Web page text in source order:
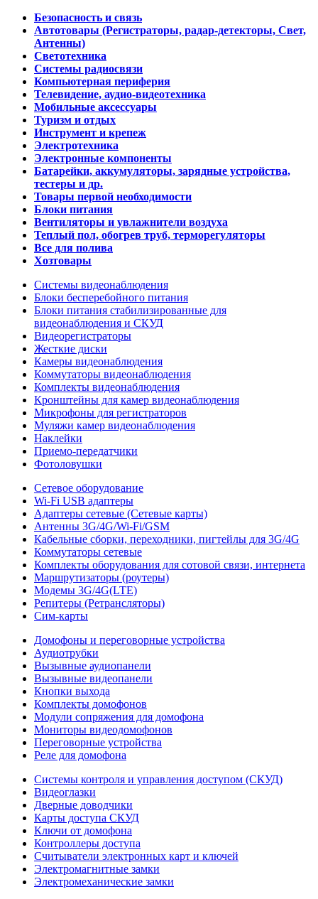
Безопасность и связь
Автотовары (Регистраторы, радар-детекторы, Свет,
Антенны)
Светотехника
Системы радиосвязи
Компьютерная периферия
Телевидение, аудио-видеотехника
Мобильные аксессуары
Туризм и отдых
Инструмент и крепеж
Электротехника
Электронные компоненты
Батарейки, аккумуляторы, зарядные устройства,
тестеры и др.
Товары первой необходимости
Блоки питания
Вентиляторы и увлажнители воздуха
Теплый пол, обогрев труб, терморегуляторы
Все для полива
Хозтовары
Системы видеонаблюдения
Блоки бесперебойного питания
Блоки питания стабилизированные для
видеонаблюдения и СКУД
Видеорегистраторы
Жесткие диски
Камеры видеонаблюдения
Коммутаторы видеонаблюдения
Комплекты видеонаблюдения
Кронштейны для камер видеонаблюдения
Микрофоны для регистраторов
Муляжи камер видеонаблюдения
Наклейки
Приемо-передатчики
Фотоловушки
Сетевое оборудование
Wi-Fi USB адаптеры
Адаптеры сетевые (Сетевые карты)
Антенны 3G/4G/Wi-Fi/GSM
Кабельные сборки, переходники, пигтейлы для 3G/4G
Коммутаторы сетевые
Комплекты оборудования для сотовой связи, интернета
Маршрутизаторы (роутеры)
Модемы 3G/4G(LTE)
Репитеры (Ретрансляторы)
Сим-карты
Домофоны и переговорные устройства
Аудиотрубки
Вызывные аудиопанели
Вызывные видеопанели
Кнопки выхода
Комплекты домофонов
Модули сопряжения для домофона
Мониторы видеодомофонов
Переговорные устройства
Реле для домофона
Системы контроля и управления доступом (СКУД)
Видеоглазки
Дверные доводчики
Карты доступа СКУД
Ключи от домофона
Контроллеры доступа
Считыватели электронных карт и ключей
Электромагнитные замки
Электромеханические замки